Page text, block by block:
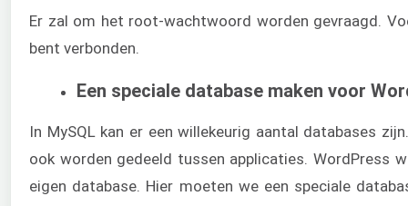
Er zal om het root-wachtwoord worden gevraagd.
bent verbonden.
Een speciale database maken voor
In MySQL kan er een willekeurig aantal databases
ook worden gedeeld tussen applicaties. WordPress
eigen database. Hier moeten we een speciale